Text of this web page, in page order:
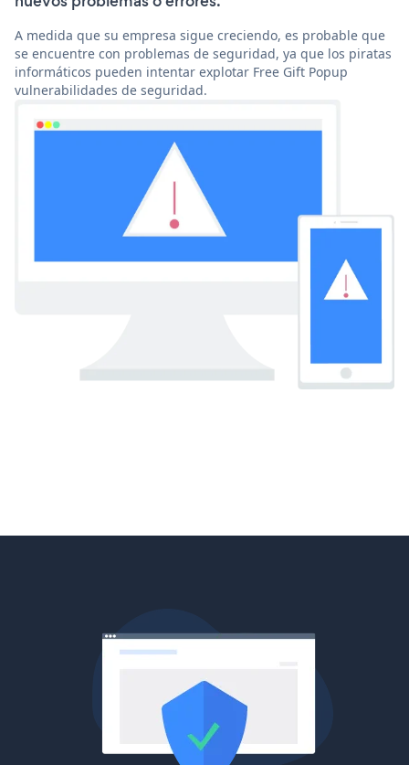
A medida que su empresa sigue creciendo, es probable que
se encuentre con problemas de seguridad, ya que los piratas
informáticos pueden intentar explotar Free Gift Popup
vulnerabilidades de seguridad.